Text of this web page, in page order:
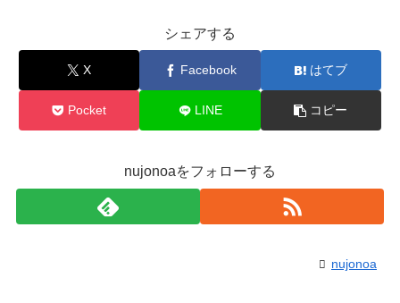
シェアする
X Facebook はてブ
Pocket LINE コピー
nujonoaをフォローする
nujonoa